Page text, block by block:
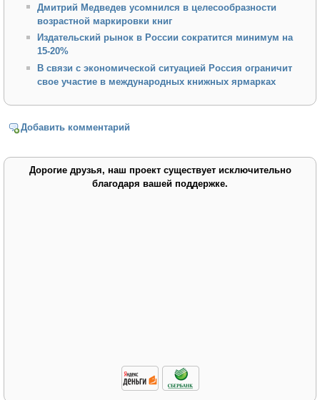
Дмитрий Медведев усомнился в целесообразности
возрастной маркировки книг
Издательский рынок в России сократится минимум на
15-20%
В связи с экономической ситуацией Россия ограничит
свое участие в международных книжных ярмарках
Добавить комментарий
Дорогие друзья, наш проект существует исключительно
благодаря вашей поддержке.